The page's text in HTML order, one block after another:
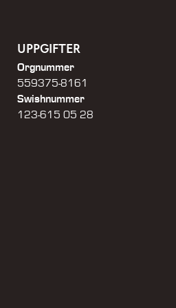
UPPGIFTER
Orgnummer
559375-8161
Swishnummer
123-615 05 28